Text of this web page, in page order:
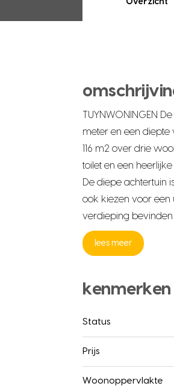
TUYNWONINGEN
meter en een diepte
116 m2 over drie
toilet en een
De diepe achtertuin
ook kiezen voor een
verdieping bevinden
lees meer
kenmerken
Status
Prijs
Woonoppervlakte